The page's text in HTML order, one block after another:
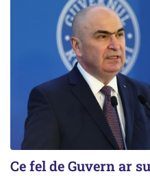
Ce fel de Guvern ar